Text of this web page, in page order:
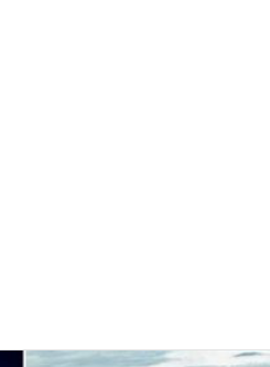
закриють 80-метровим
Києва відмовилась